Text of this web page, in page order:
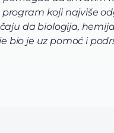
koji najviše
da biologija,
bio je uz pomoć i